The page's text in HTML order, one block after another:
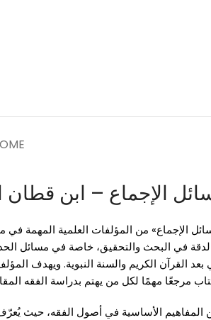
الإجماع – ابن
الإجماع» من المؤلفات العلمية المهمة
في البحث والتحقيق، خاصة في مسائل
بعد القرآن الكريم والسنة النبوية. ويهدف
مرجعًا مهمًا لكل من يهتم بدراسة الفقه
المفاهيم الأساسية في أصول الفقه، حيث